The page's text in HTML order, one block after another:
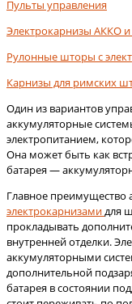
Пульты управления
Электрокарнизы АККО
Рулонные шторы с
Карнизы для римских
Один из вариантов
аккумуляторные
электропитанием,
Она может быть как
батарея —
Главное преимущество
электрокарнизамидля
прокладывать
внутренней отделки.
аккумуляторными
дополнительной
батарея в состоянии